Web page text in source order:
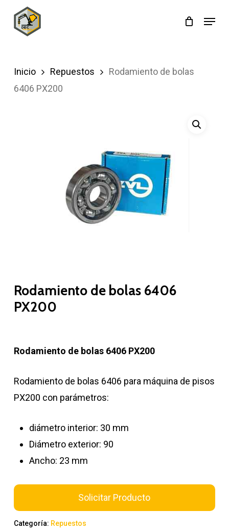
Menu
Inicio Repuestos
Rodamiento de bolas
6406 PX200
Rodamiento de bolas 6406
PX200
Rodamiento de bolas 6406 PX200
Rodamiento de bolas 6406 para máquina de pisos
PX200 con parámetros:
diámetro interior: 30 mm
Diámetro exterior: 90
Ancho: 23 mm
Solicitar Producto
Categoría: Repuestos